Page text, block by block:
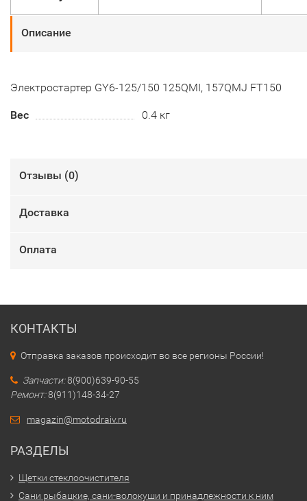
Описание
Электростартер GY6-125/150 125QMI, 157QMJ FT150
Вес 0.4 кг
Отзывы (0)
Доставка
Оплата
КОНТАКТЫ
Отправка заказов происходит во все регионы России!
Запчасти:8(900)639-90-55
Ремонт:8(911)148-34-27
magazin@motodraiv.ru
РАЗДЕЛЫ
Щетки стеклоочистителя
Сани рыбацкие, сани-волокуши и принадлежности к ним